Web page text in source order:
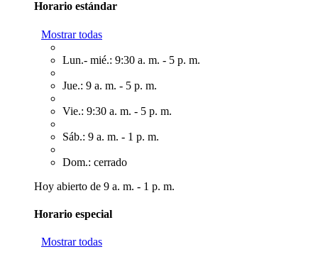
Horario estándar
Mostrar todas
Lun.- mié.: 9:30 a. m. - 5 p. m.
Jue.: 9 a. m. - 5 p. m.
Vie.: 9:30 a. m. - 5 p. m.
Sáb.: 9 a. m. - 1 p. m.
Dom.: cerrado
Hoy abierto de 9 a. m. - 1 p. m.
Horario especial
Mostrar todas